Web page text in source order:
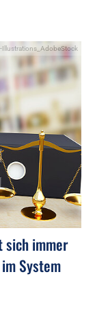
Illustrations_AdobeStock
sich immer
System